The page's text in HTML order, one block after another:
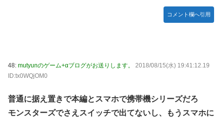
コメント欄へ引用
48: mutyunのゲーム+αブログがお送りします。
2018/08/15(水) 19:41:12.19
ID:tx0WQjOM0
普通に据え置きで本編とスマホで携帯機シリーズだろ
モンスターズでさえスイッチで出てないし、もうスマホに